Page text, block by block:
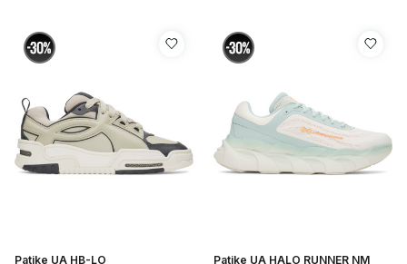
Patike UA HB-LO Patike UA HALO RUNNER NM